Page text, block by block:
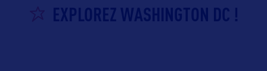
EXPLOREZ WASHINGTON DC !